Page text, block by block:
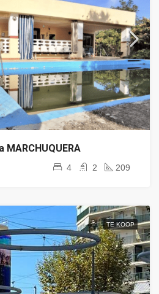
MARCHUQUERA
4 2 209
TE KOOP